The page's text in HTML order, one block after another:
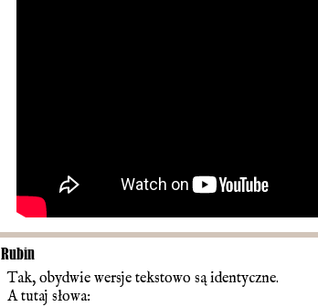
Rubin
Tak, obydwie wersje tekstowo są identyczne.
A tutaj słowa: